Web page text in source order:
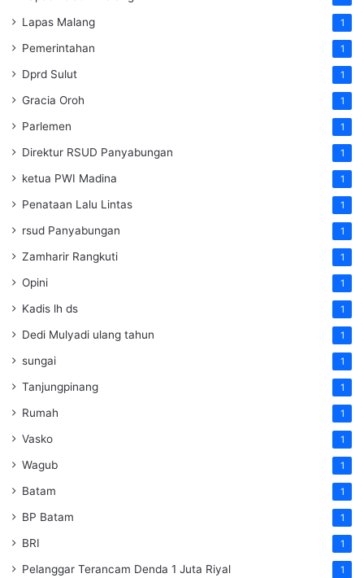
Lapas Malang 1
Pemerintahan 1
Dprd Sulut 1
Gracia Oroh 1
Parlemen 1
Direktur RSUD Panyabungan 1
ketua PWI Madina 1
Penataan Lalu Lintas 1
rsud Panyabungan 1
Zamharir Rangkuti 1
Opini 1
Kadis lh ds 1
Dedi Mulyadi ulang tahun 1
sungai 1
Tanjungpinang 1
Rumah 1
Vasko 1
Wagub 1
Batam 1
BP Batam 1
BRI 1
Pelanggar Terancam Denda 1 Juta Riyal 1